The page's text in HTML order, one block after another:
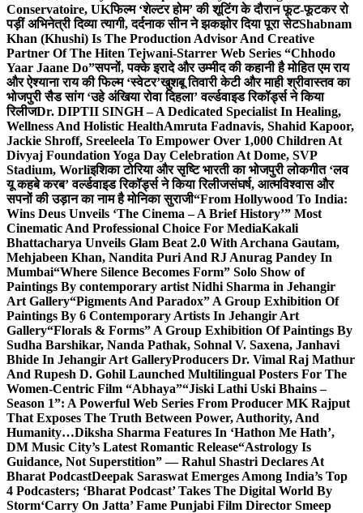
Conservatoire, UKफिल्म ‘शेल्टर होम’ की शूटिंग के दौरान फूट-फूटकर रो
पड़ीं अभिनेत्री दिव्या त्यागी, दर्दनाक सीन ने झकझोर दिया पूरा सेटShabnam
Khan (Khushi) Is The Production Advisor And Creative
Partner Of The Hiten Tejwani-Starrer Web Series “Chhodo
Yaar Jaane Do”सपनों, पक्के इरादे और उम्मीद की कहानी है मोहित एम राय
और ऐश्याना राय की फिल्म ‘स्वेटर’खुशबू तिवारी केटी और माही श्रीवास्तव का
भोजपुरी सैड सांग ‘उहे अंखिया रोवा दिहला’ वर्ल्डवाइड रिकॉर्ड्स ने किया
रिलीजDr. DIPTII SINGH – A Dedicated Specialist In Healing,
Wellness And Holistic HealthAmruta Fadnavis, Shahid Kapoor,
Jackie Shroff, Sreeleela To Empower Over 1,000 Children At
Divyaj Foundation Yoga Day Celebration At Dome, SVP
Stadium, Worliइशिका टोरिया और सृष्टि भारती का भोजपुरी लोकगीत ‘लव
यू कहबे करब’ वर्ल्डवाइड रिकॉर्ड्स ने किया रिलीजसंघर्ष, आत्मविश्वास और
सपनों की उड़ान का नाम है मोनिका सुराजी“From Hollywood To India:
Wins Deus Unveils ‘The Cinema – A Brief History’” Most
Cinematic And Professional Choice For MediaKakali
Bhattacharya Unveils Glam Beat 2.0 With Archana Gautam,
Mehjabeen Khan, Nandita Puri And RJ Anurag Pandey In
Mumbai“Where Silence Becomes Form” Solo Show of
Paintings By contemporary artist Nidhi Sharma in Jehangir
Art Gallery“Pigments And Paradox” A Group Exhibition Of
Paintings By 6 Contemporary Artists In Jehangir Art
Gallery“Florals & Forms” A Group Exhibition Of Paintings By
Sudha Barshikar, Nanda Pathak, Sohnal V. Saxena, Janhavi
Bhide In Jehangir Art GalleryProducers Dr. Vimal Raj Mathur
And Rupesh D. Gohil Launched Multilingual Posters For The
Women-Centric Film “Abhaya”“Jiski Lathi Uski Bhains –
Season 1”: A Powerful Web Series From Producer MK Rajput
That Exposes The Truth Between Power, Authority, And
Humanity…Diksha Sharma Features In ‘Hathon Me Hath’,
DM Music City’s Latest Romantic Release“Astrology Is
Guidance, Not Superstition” — Rahul Shastri Declares At
Bharat PodcastDeepak Saraswat Emerges Among India’s Top
4 Podcasters; ‘Bharat Podcast’ Takes The Digital World By
Storm‘Carry On Jatta’ Fame Punjabi Film Director Smeep